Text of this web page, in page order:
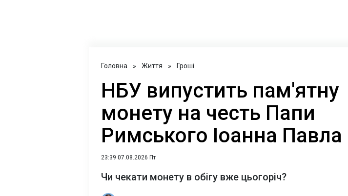
Головна » Життя » Гроші
НБУ випустить пам'ятну
монету на честь Папи
Римського Іоанна Павла
23:39 07.08.2026 Пт
Чи чекати монету в обігу вже цьогоріч?